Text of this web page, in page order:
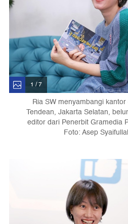
1 / 7
Ria SW menyambangi
Tendean, Jakarta Selatan,
editor dari Penerbit Gramedia
Foto: Asep